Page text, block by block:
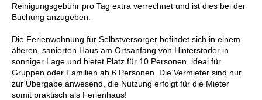
Reinigungsgebühr pro Tag extra verrechnet und ist dies bei der
Buchung anzugeben.
Die Ferienwohnung für Selbstversorger befindet sich in einem
älteren, sanierten Haus am Ortsanfang von Hinterstoder in
sonniger Lage und bietet Platz für 10 Personen, ideal für
Gruppen oder Familien ab 6 Personen. Die Vermieter sind nur
zur Übergabe anwesend, die Nutzung erfolgt für die Mieter
somit praktisch als Ferienhaus!